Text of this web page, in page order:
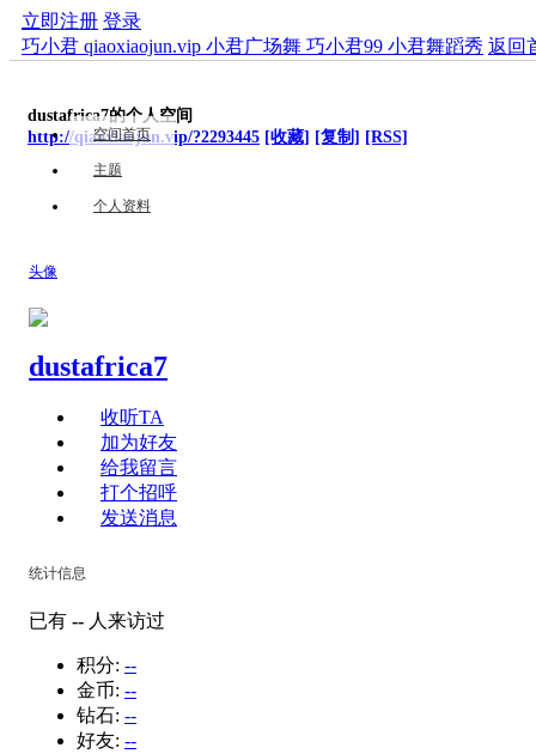
立即注册 登录
巧小君 qiaoxiaojun.vip 小君广场舞 巧小君99 小君舞蹈秀 返回
dustafrica7的个人空间
http://qiaoxiaojun.vip/?2293445 [收藏] [复制] [RSS]
空间首页
主题
个人资料
头像
dustafrica7
收听TA
加为好友
给我留言
打个招呼
发送消息
统计信息
已有 -- 人来访过
积分: --
金币: --
钻石: --
好友: --